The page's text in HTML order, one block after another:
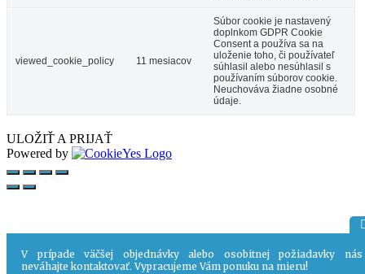
viewed_cookie_policy 11 mesiacov
Súbor cookie je nastavený
doplnkom GDPR Cookie
Consent a používa sa na
uloženie toho, či používateľ
súhlasil alebo nesúhlasil s
používaním súborov cookie.
Neuchováva žiadne osobné
údaje.
ULOŽIŤ A PRIJAŤ
Powered by
V prípade väčšej objednávky alebo osobitnej požiadavky nás
neváhajte kontaktovať. Vypracujeme Vám ponuku na mieru!